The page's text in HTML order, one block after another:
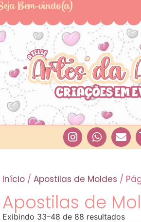
Bem-vindo(a)
Início /Apostilas de Moldes /
Apostilas de
Exibindo 33–48 de 88 resultados